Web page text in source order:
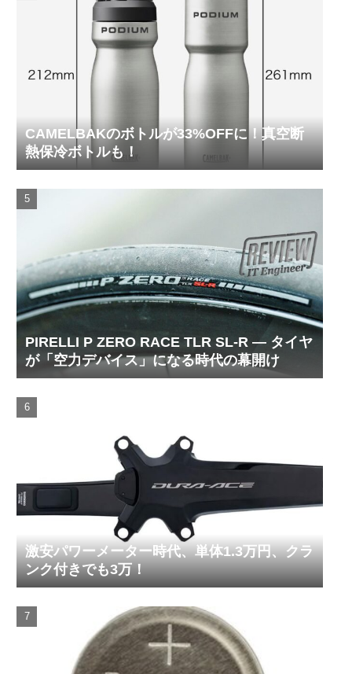
CAMELBAKのボトルが33%OFFに！真空断
熱保冷ボトルも！
PIRELLI P ZERO RACE TLR SL-R ― タイヤ
が「空力デバイス」になる時代の幕開け
激安パワーメーター時代、単体1.3万円、クラ
ンク付きでも3万！